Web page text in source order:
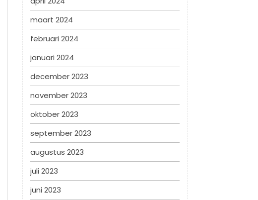
maart 2024
februari 2024
januari 2024
december 2023
november 2023
oktober 2023
september 2023
augustus 2023
juli 2023
juni 2023